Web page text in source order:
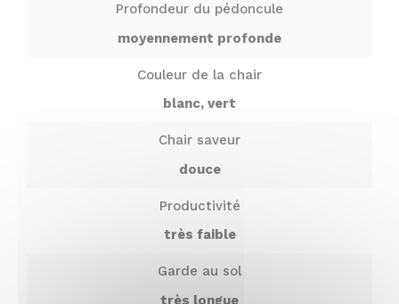
Profondeur du pédoncule
moyennement profonde
Couleur de la chair
blanc, vert
Chair saveur
douce
Productivité
très faible
Garde au sol
très longue